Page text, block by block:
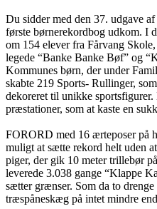
Du sidder med den 37. udgave
første børnerekordbog udkom. I
om 154 elever fra Fårvang
legede “Banke Banke Bøf” og
Kommunes børn, der under
skabte 219 Sports- Rullinger,
dekoreret til unikke
præstationer, som at kaste en
FORORD med 16 ærteposer på
muligt at sætte rekord helt uden
piger, der gik 10 meter trillebør
leverede 3.038 gange “Klappe
sætter grænser. Som da to
træspåneskæg på intet mindre